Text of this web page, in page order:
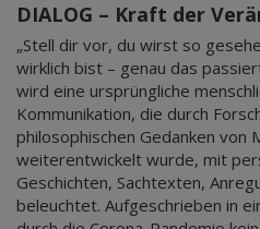
DIALOG – Kraft der
„Stell dir vor, du wirst so
wirklich bist – genau das
wird eine ursprüngliche
Kommunikation, die durch
philosophischen Gedanken von
weiterentwickelt wurde, mit
Geschichten, Sachtexten,
beleuchtet. Aufgeschrieben in